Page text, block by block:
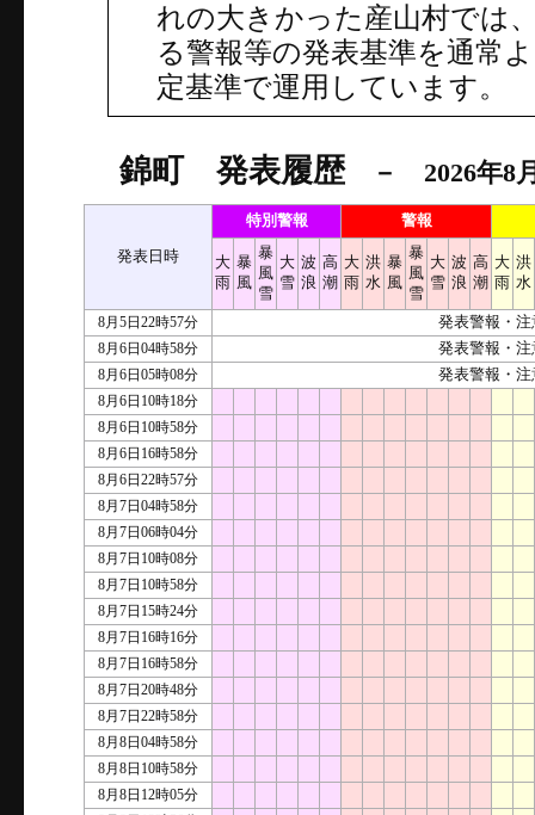
れの大きかった産山村では
る警報等の発表基準を通常
定基準で運用しています。
錦町 発表履歴－ 2026年8月
発表日時
特別警報 警報
大
雨
暴
風
暴
風
雪
大
雪
波
浪
高
潮
大
雨
洪
水
暴
風
暴
風
雪
大
雪
波
浪
高
潮
大
雨
洪
水
8月5日22時57分
発表警報・
8月6日04時58分
発表警報・
8月6日05時08分
発表警報・
8月6日10時18分
8月6日10時58分
8月6日16時58分
8月6日22時57分
8月7日04時58分
8月7日06時04分
8月7日10時08分
8月7日10時58分
8月7日15時24分
8月7日16時16分
8月7日16時58分
8月7日20時48分
8月7日22時58分
8月8日04時58分
8月8日10時58分
8月8日12時05分